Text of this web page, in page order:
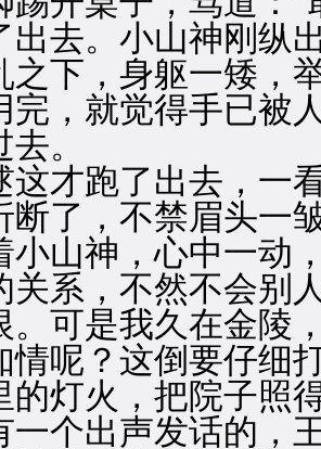
出去。小山神刚纵
之下，身躯一矮，
完，就觉得手已被
。
跑了出去，一看
断了，不禁眉头一
小山神，心中一动
关系，不然不会别
。可是我久在金陵
情呢？这倒要仔细
火，把院子照得
一个出声发话的，